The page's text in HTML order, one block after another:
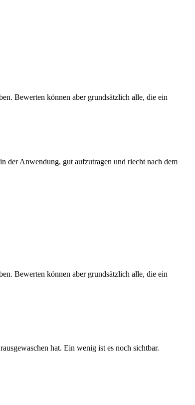
Bewerten können aber grundsätzlich alle, die ein
der Anwendung, gut aufzutragen und riecht nach dem
Bewerten können aber grundsätzlich alle, die ein
hat. Ein wenig ist es noch sichtbar.